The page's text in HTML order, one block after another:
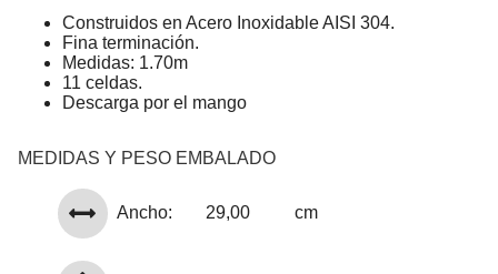
Construidos en Acero Inoxidable AISI 304.
Fina terminación.
Medidas: 1.70m
11 celdas.
Descarga por el mango
MEDIDAS Y PESO EMBALADO
Ancho: 29,00 cm